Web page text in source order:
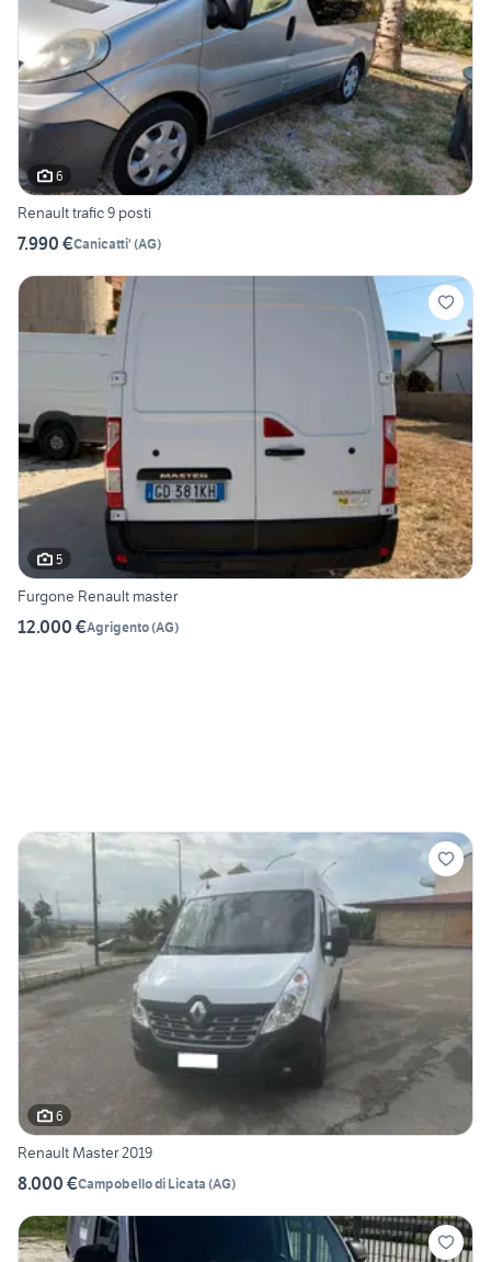
6
Renault trafic 9 posti
7.990 €Canicatti' (AG)
5
Furgone Renault master
12.000 €Agrigento(AG)
6
Renault Master 2019
8.000 €Campobello di Licata (AG)